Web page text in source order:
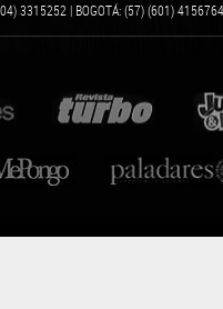
3315252 | BOGOTÁ: (57) (601)